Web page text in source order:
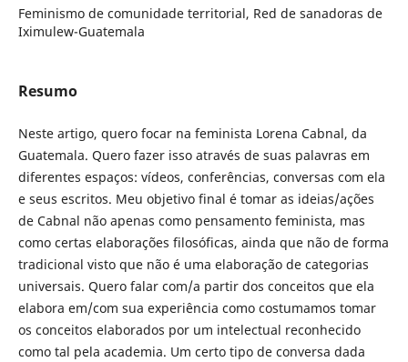
Feminismo de comunidade territorial, Red de sanadoras de
Iximulew-Guatemala
Resumo
Neste artigo, quero focar na feminista Lorena Cabnal, da
Guatemala. Quero fazer isso através de suas palavras em
diferentes espaços: vídeos, conferências, conversas com ela
e seus escritos. Meu objetivo final é tomar as ideias/ações
de Cabnal não apenas como pensamento feminista, mas
como certas elaborações filosóficas, ainda que não de forma
tradicional visto que não é uma elaboração de categorias
universais. Quero falar com/a partir dos conceitos que ela
elabora em/com sua experiência como costumamos tomar
os conceitos elaborados por um intelectual reconhecido
como tal pela academia. Um certo tipo de conversa dada